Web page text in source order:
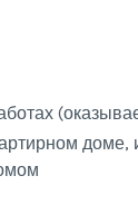
доме,